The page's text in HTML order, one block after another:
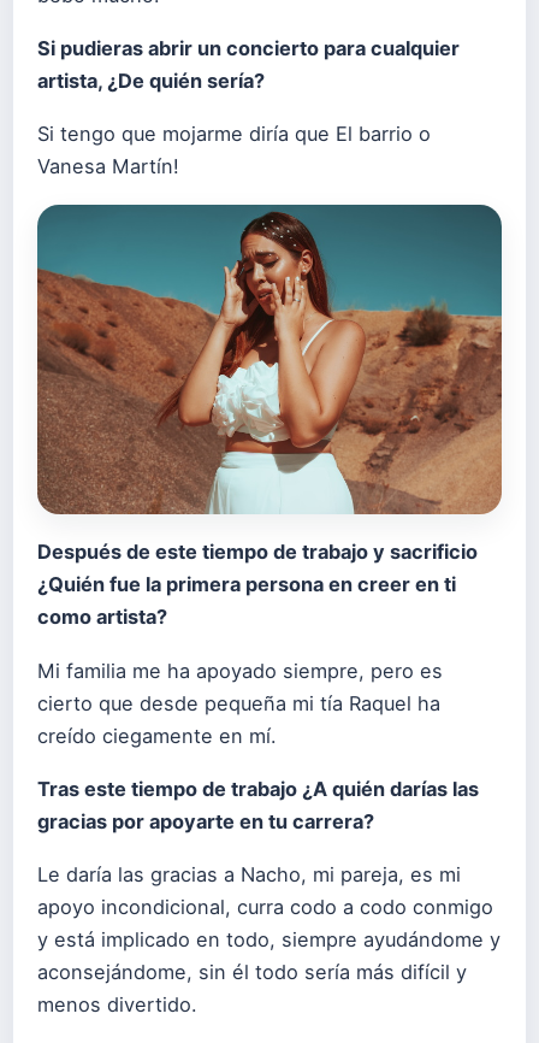
Si pudieras abrir un concierto para cualquier
artista, ¿De quién sería?
Si tengo que mojarme diría que El barrio o
Vanesa Martín!
Después de este tiempo de trabajo y sacrificio
¿Quién fue la primera persona en creer en ti
como artista?
Mi familia me ha apoyado siempre, pero es
cierto que desde pequeña mi tía Raquel ha
creído ciegamente en mí.
Tras este tiempo de trabajo ¿A quién darías las
gracias por apoyarte en tu carrera?
Le daría las gracias a Nacho, mi pareja, es mi
apoyo incondicional, curra codo a codo conmigo
y está implicado en todo, siempre ayudándome y
aconsejándome, sin él todo sería más difícil y
menos divertido.